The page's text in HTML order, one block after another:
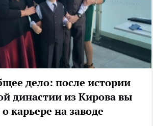
дело: после истории
династии из Кирова вы
карьере на заводе